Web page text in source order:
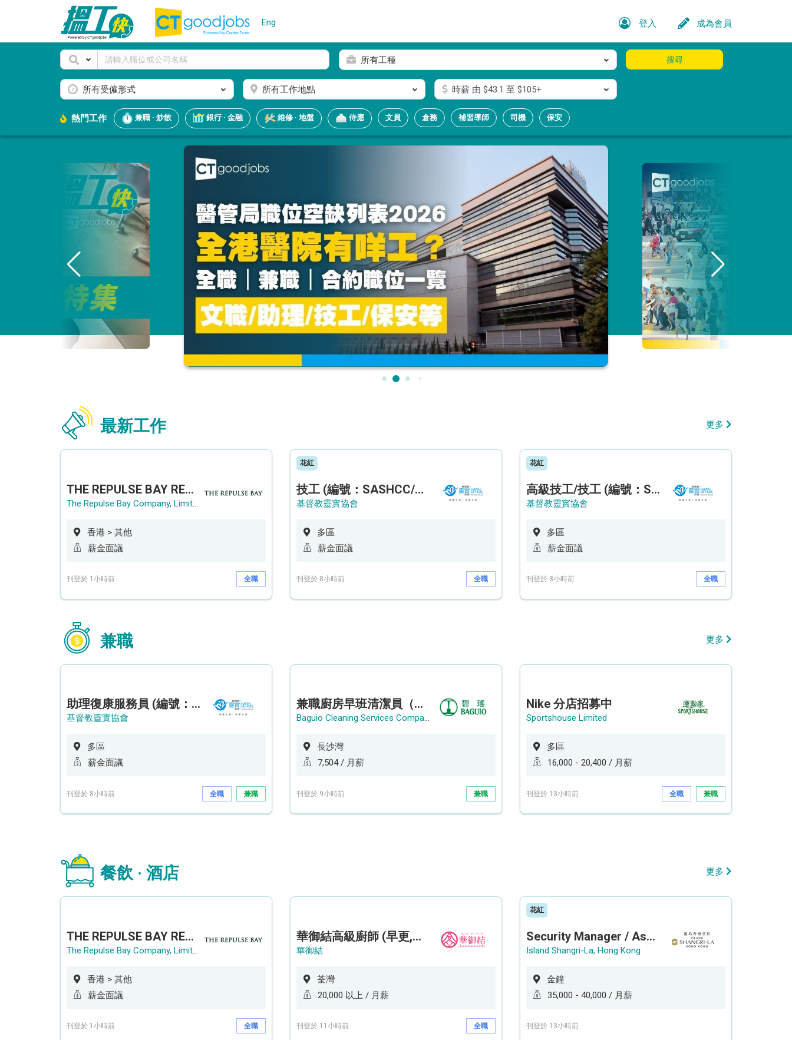
Eng 登入 成為會員
所有工種
所有受僱形式 所有工作地點 時薪由 $43.1 至 $105+
搜尋
熱門工作 兼職 · 炒散 銀行 · 金融 維修 · 地盤 侍應 文員 倉務 補習導師 司機 保安
最新工作 更多
THE REPULSE BAY RECRUITMENT DAY 淺水灣影灣園人才招聘會
The Repulse Bay Company, Limited
香港 > 其他
薪金面議
刊登於 1小時前 全職
花紅
技工 (編號：SASHCC/A/CTE)
基督教靈實協會
多區
薪金面議
刊登於 8小時前 全職
花紅
高級技工/技工 (編號：SSO/FM/A/CTE)
基督教靈實協會
多區
薪金面議
刊登於 8小時前 全職
兼職 更多
助理復康服務員 (編號：RSD/ARSW/CTE)
基督教靈實協會
多區
薪金面議
刊登於 8小時前 全職 兼職
兼職廚房早班清潔員（長沙灣）
Baguio Cleaning Services Company Limited
長沙灣
7,504 / 月薪
刊登於 9小時前 兼職
Nike 分店招募中
Sportshouse Limited
多區
16,000 - 20,400 / 月薪
刊登於 13小時前 全職 兼職
餐飲 · 酒店 更多
THE REPULSE BAY RECRUITMENT DAY 淺水灣影灣園人才招聘會
The Repulse Bay Company, Limited
香港 > 其他
薪金面議
刊登於 1小時前 全職
華御結高級廚師 (早更,中央廚房)*底薪可達20k* (5天工作週)
華御結
荃灣
20,000 以上 / 月薪
刊登於 11小時前 全職
花紅
Security Manager / Assistant Security Manager
Island Shangri-La, Hong Kong
金鐘
35,000 - 40,000 / 月薪
刊登於 13小時前